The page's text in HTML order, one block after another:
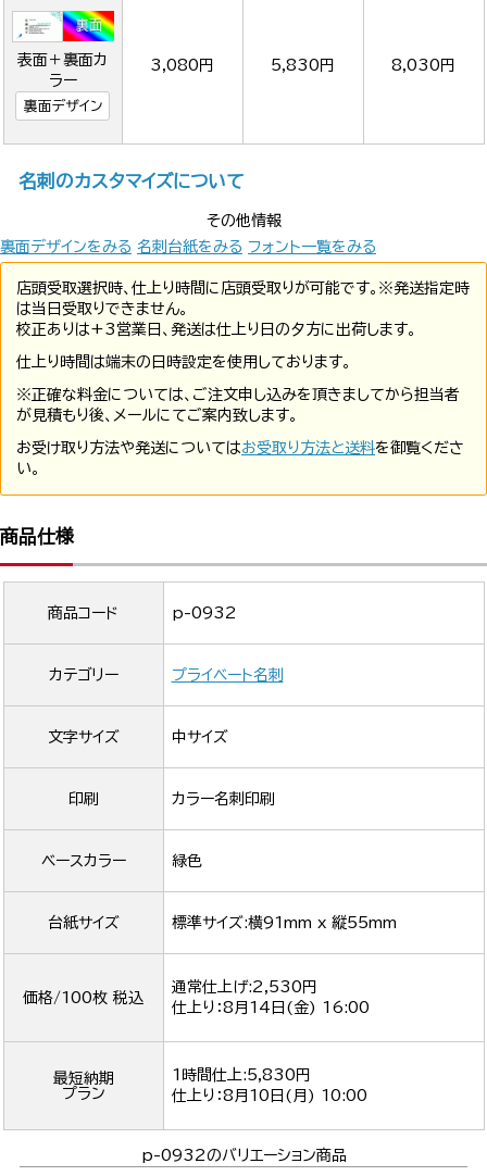
表面＋裏面カ
ラー
裏面デザイン
3,080円 5,830円 8,030円
名刺のカスタマイズについて
その他情報
裏面デザインをみる 名刺台紙をみる フォント一覧をみる
店頭受取選択時、仕上り時間に店頭受取りが可能です。※発送指定時
は当日受取りできません。
校正ありは+3営業日、発送は仕上り日の夕方に出荷します。
仕上り時間は端末の日時設定を使用しております。
※正確な料金については、ご注文申し込みを頂きましてから担当者
が見積もり後、メールにてご案内致します。
お受け取り方法や発送についてはお受取り方法と送料を御覧くださ
い。
商品仕様
商品コード p-0932
カテゴリー プライベート名刺
文字サイズ 中サイズ
印刷 カラー名刺印刷
ベースカラー 緑色
台紙サイズ 標準サイズ:横91mm x 縦55mm
価格/100枚 税込
通常仕上げ:2,530円
仕上り：8月14日(金) 16:00
最短納期
プラン
1時間仕上:5,830円
仕上り：8月10日(月) 10:00
p-0932のバリエーション商品